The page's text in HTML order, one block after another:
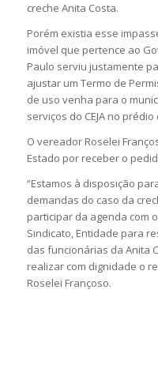
creche Anita Costa.
Porém existia esse
imóvel que pertence ao
Paulo serviu justamente
ajustar um Termo de
de uso venha para o
serviços do CEJA no
O vereador Roselei
Estado por receber o
“Estamos à disposição
demandas do caso da
participar da agenda com
Sindicato, Entidade para
das funcionárias da Anita
realizar com dignidade o
Roselei Françoso.